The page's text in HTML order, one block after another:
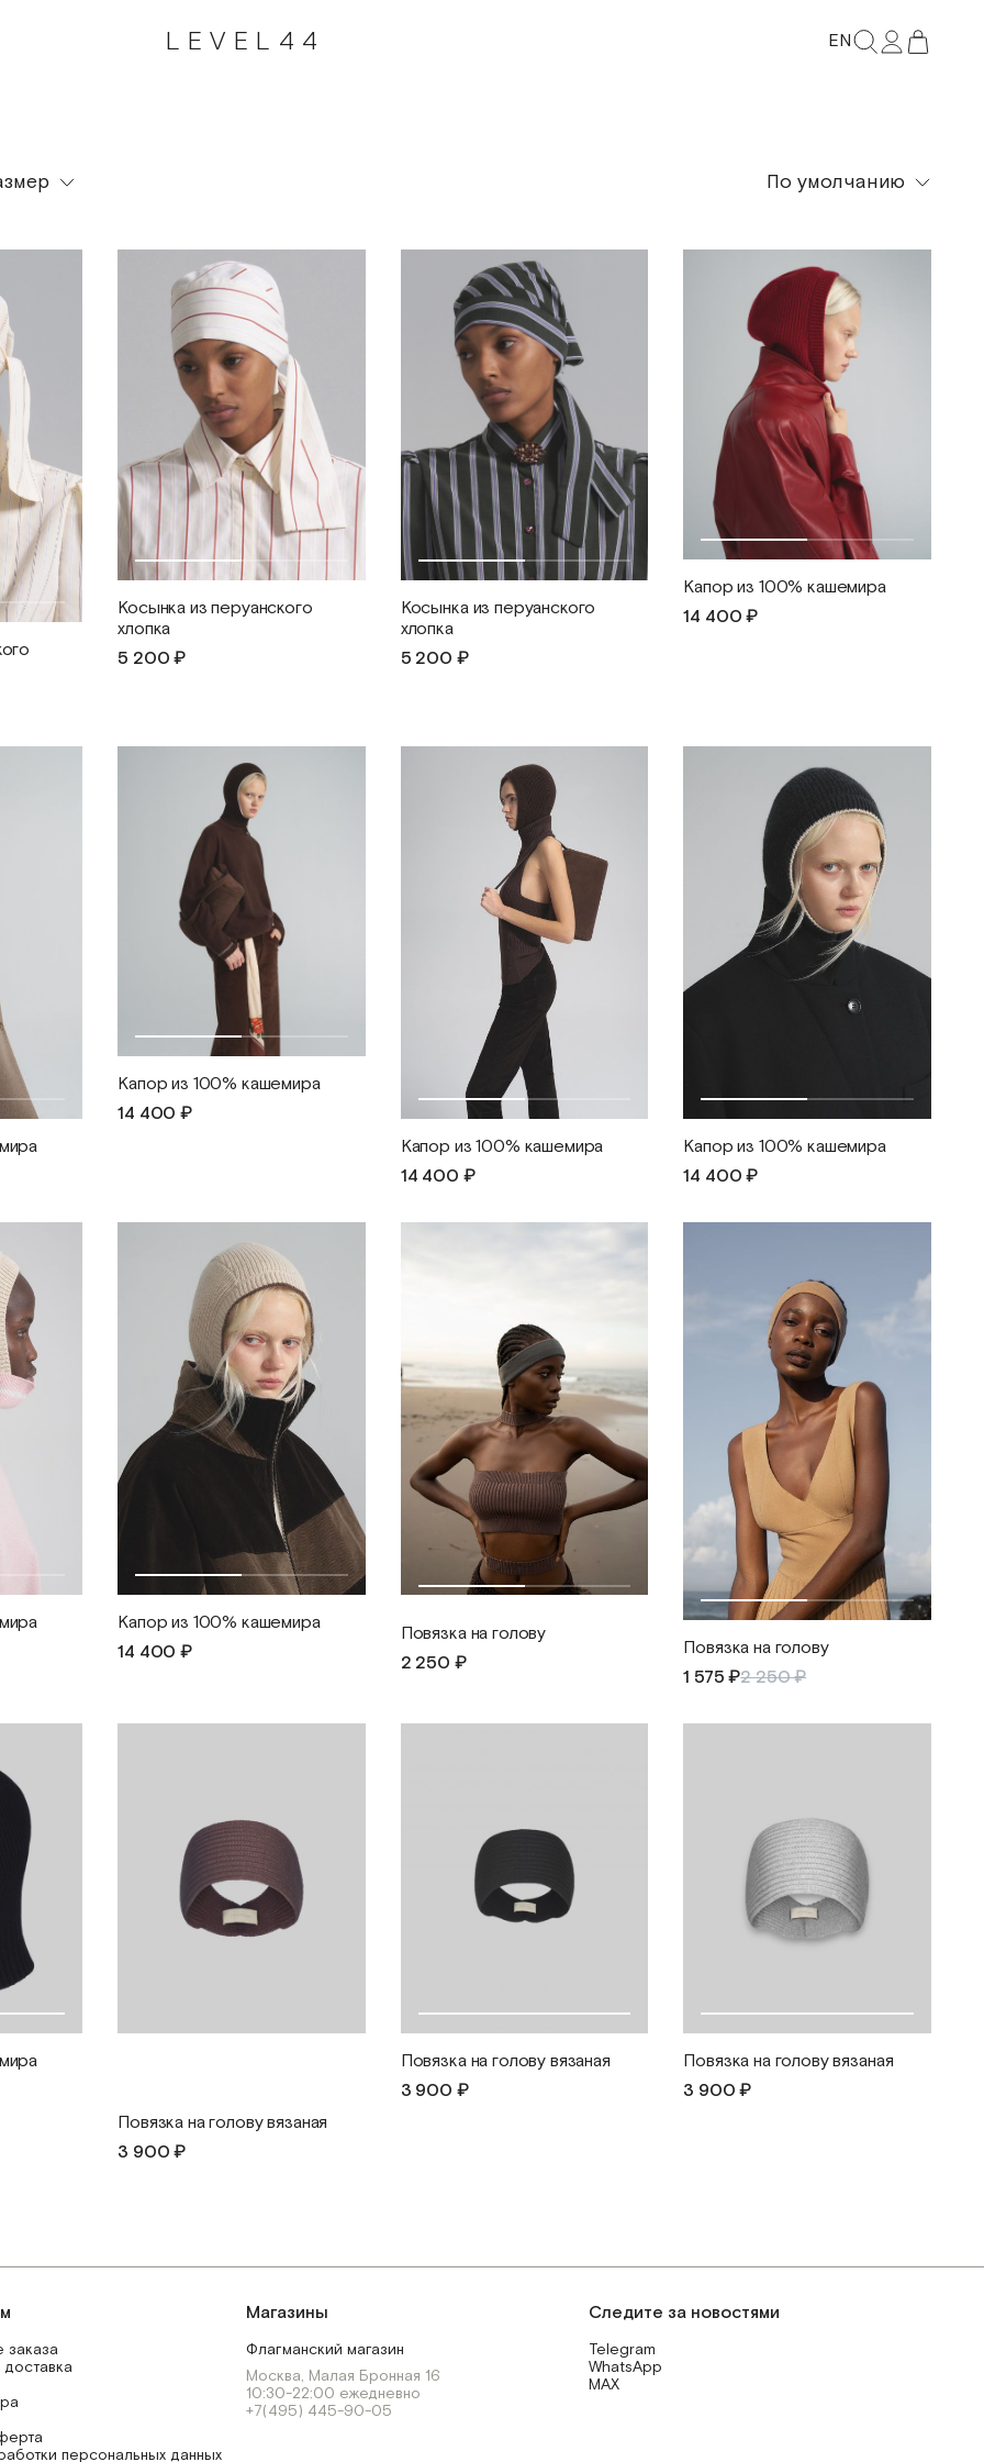
LEVEL44 EN
По умолчанию
Косынка из перуанского
хлопка
5 200 ₽
Косынка из перуанского
хлопка
5 200 ₽
Капор из 100% кашемира
14 400 ₽
Капор из 100% кашемира
14 400 ₽
Капор из 100% кашемира
14 400 ₽
Капор из 100% кашемира
14 400 ₽
Капор из 100% кашемира
14 400 ₽
Повязка на голову
2 250 ₽
Повязка на голову
1 575 ₽2 250 ₽
Повязка на голову вязаная
3 900 ₽
Повязка на голову вязаная
3 900 ₽
Повязка на голову вязаная
3 900 ₽
Следите за новостями
Telegram
WhatsApp
MAX
Магазины
Флагманский магазин
Москва, Малая Бронная 16
10:30-22:00 ежедневно
+7(495) 445-90-05
персональных данных